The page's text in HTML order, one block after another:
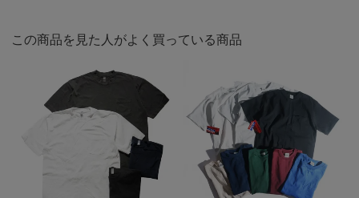
この商品を見た人がよく買っている商品